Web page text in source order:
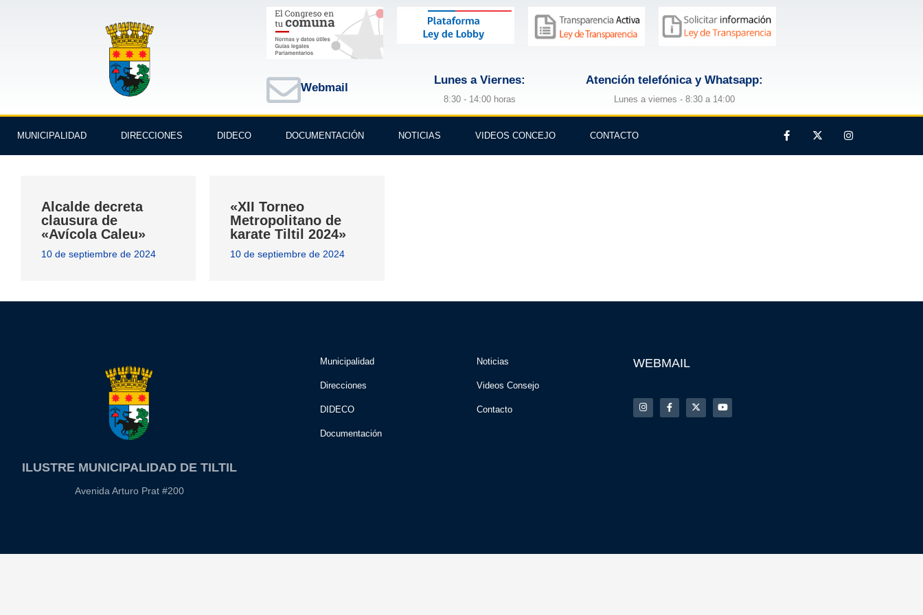
Webmail
Lunes a Viernes:
8:30 - 14:00 horas
Atención telefónica y Whatsapp:
Lunes a viernes - 8:30 a 14:00
MUNICIPALIDAD DIRECCIONES DIDECO DOCUMENTACIÓN NOTICIAS VIDEOS CONCEJO CONTACTO
Alcalde decreta
clausura de
«Avícola Caleu»
10 de septiembre de 2024
«XII Torneo
Metropolitano de
karate Tiltil 2024»
10 de septiembre de 2024
ILUSTRE MUNICIPALIDAD DE TILTIL
Avenida Arturo Prat #200
Municipalidad
Direcciones
DIDECO
Documentación
Noticias
Videos Consejo
Contacto
WEBMAIL